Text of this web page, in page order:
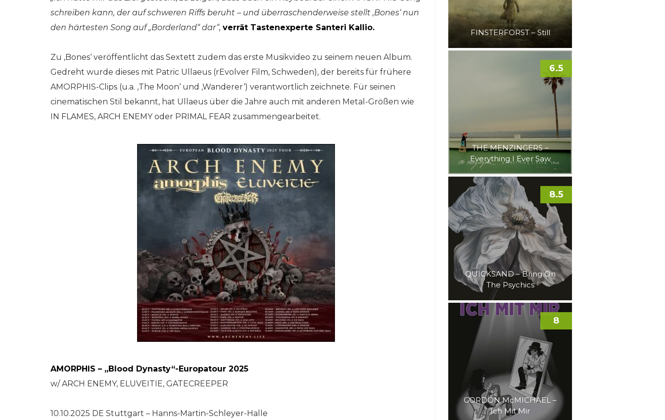
schreiben kann, der auf schweren Riffs beruht – und überraschenderweise stellt ‚Bones‘ nun
den härtesten Song auf „Borderland“ dar“, verrät Tastenexperte Santeri Kallio.
Zu ‚Bones‘ veröffentlicht das Sextett zudem das erste Musikvideo zu seinem neuen Album.
Gedreht wurde dieses mit Patric Ullaeus (rEvolver Film, Schweden), der bereits für frühere
AMORPHIS-Clips (u.a. ‚The Moon‘ und ‚Wanderer‘) verantwortlich zeichnete. Für seinen
cinematischen Stil bekannt, hat Ullaeus über die Jahre auch mit anderen Metal-Größen wie
IN FLAMES, ARCH ENEMY oder PRIMAL FEAR zusammengearbeitet.
AMORPHIS – „Blood Dynasty“-Europatour 2025
w/ ARCH ENEMY, ELUVEITIE, GATECREEPER
10.10.2025 DE Stuttgart – Hanns-Martin-Schleyer-Halle
FINSTERFORST – Still
THE MENZINGERS –
Everything I Ever Saw
6.5
QUICKSAND – Bring On
The Psychics
8.5
GORDON McMICHAEL –
Ich Mit Mir
8